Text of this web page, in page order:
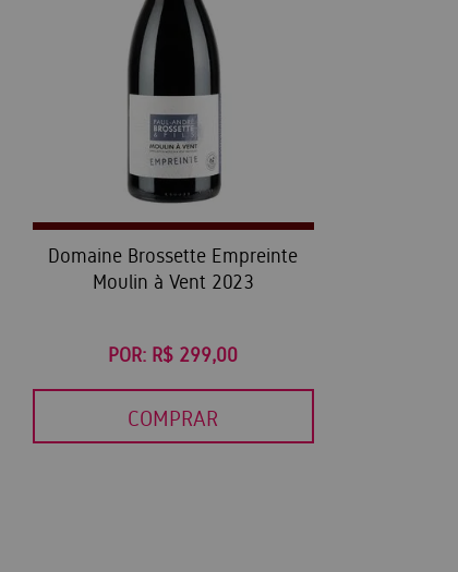
Domaine Brossette Empreinte
Moulin à Vent 2023
POR: R$ 299,00
COMPRAR